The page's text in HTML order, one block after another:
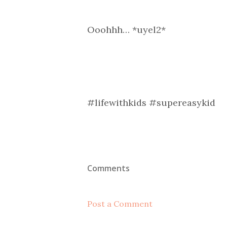
Ooohhh… *uyel2*
#lifewithkids #supereasykid
Comments
Post a Comment